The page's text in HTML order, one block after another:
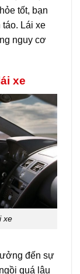
tốt, bạn
táo. Lái xe
nguy cơ
xe
xe
đến sự
quá lâu